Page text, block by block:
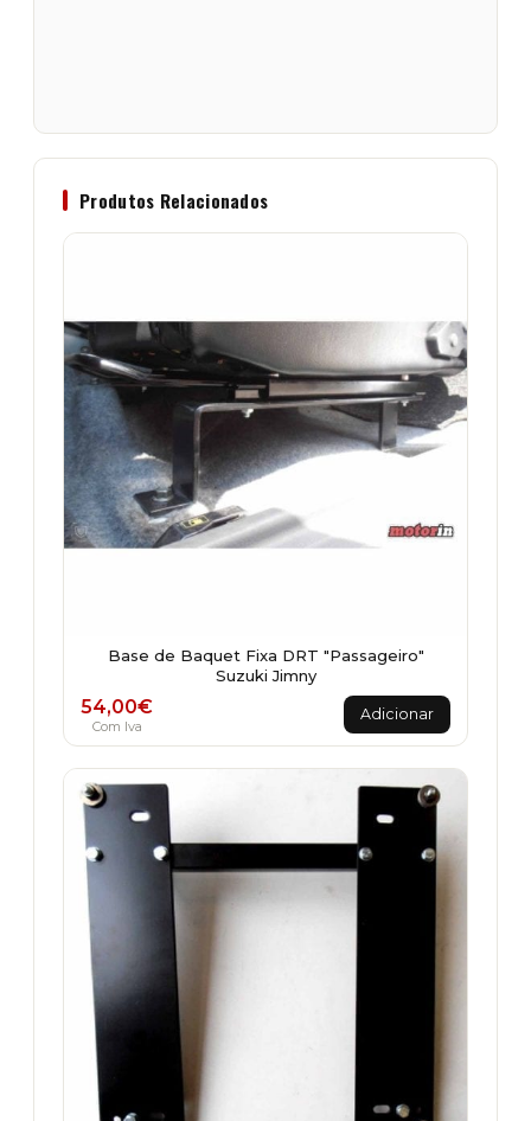
Produtos Relacionados
Base de Baquet Fixa DRT "Passageiro"
Suzuki Jimny
54,00€
Com Iva
Adicionar